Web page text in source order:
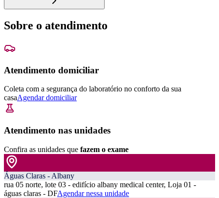
Sobre o atendimento
Atendimento domiciliar
Coleta com a segurança do laboratório no conforto da sua
casaAgendar domiciliar
Atendimento nas unidades
Confira as unidades que fazem o exame
Águas Claras - Albany
rua 05 norte, lote 03 - edifício albany medical center, Loja 01 -
águas claras - DFAgendar nessa unidade